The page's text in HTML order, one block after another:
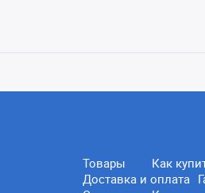
Товары
Как
Доставка и оплата